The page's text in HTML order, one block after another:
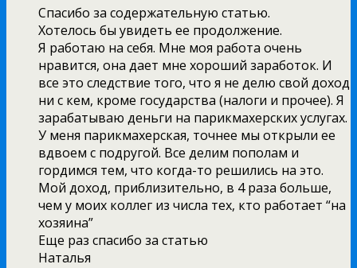
Спасибо за содержательную статью.
Хотелось бы увидеть ее продолжение.
Я работаю на себя. Мне моя работа очень
нравится, она дает мне хороший заработок. И
все это следствие того, что я не делю свой доход
ни с кем, кроме государства (налоги и прочее). Я
зарабатываю деньги на парикмахерских услугах.
У меня парикмахерская, точнее мы открыли ее
вдвоем с подругой. Все делим пополам и
гордимся тем, что когда-то решились на это.
Мой доход, приблизительно, в 4 раза больше,
чем у моих коллег из числа тех, кто работает “на
хозяина”
Еще раз спасибо за статью
Наталья